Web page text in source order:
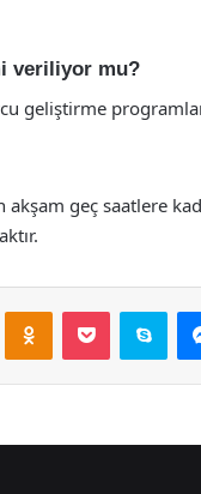
veriliyor mu?
geliştirme
geç saatlere
Odnoklassniki
Pocket